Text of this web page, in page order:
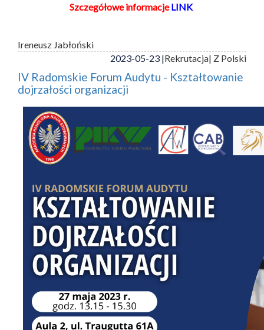
Szczegółowe informacje LINK
Ireneusz Jabłoński
2023-05-23 |Rekrutacja| Z Polski
IV Radomskie Forum Audytu - Kształtowanie
dojrzałości organizacji